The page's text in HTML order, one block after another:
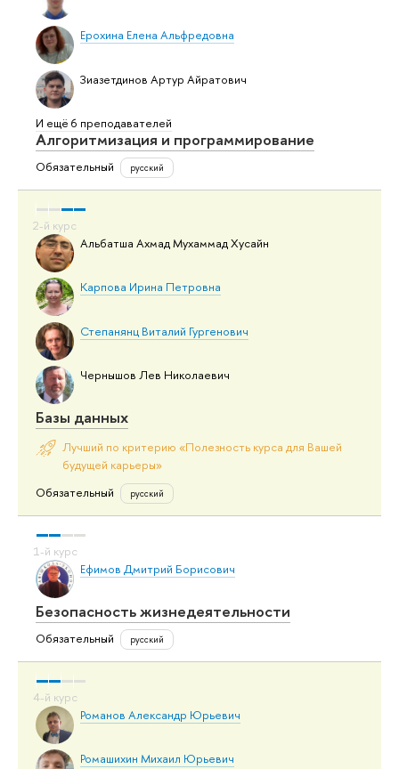
Ерохина Елена Альфредовна
Зиазетдинов Артур Айратович
И ещё 6 преподавателей
Алгоритмизация и программирование
Обязательный русский
Альбатша Ахмад Мухаммад Хусайн
Карпова Ирина Петровна
Степанянц Виталий Гургенович
Чернышов Лев Николаевич
Базы данных
Лучший по критерию «Полезность курса для Вашей
будущей карьеры»
Обязательный
русский
Ефимов Дмитрий Борисович
Безопасность жизнедеятельности
Обязательный русский
Романов Александр Юрьевич
Ромашихин Михаил Юрьевич